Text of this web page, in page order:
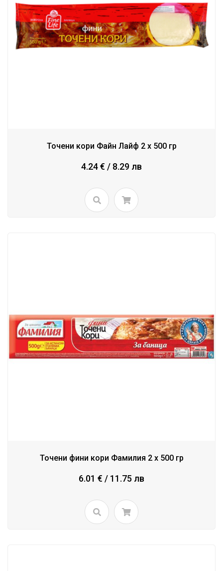
Точени кори Файн Лайф 2 x 500 гр
4.24 € / 8.29 лв
Точени фини кори Фамилия 2 x 500 гр
6.01 € / 11.75 лв